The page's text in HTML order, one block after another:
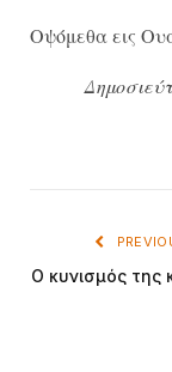
Οψόμεθα εις
Ο κυνισμός της